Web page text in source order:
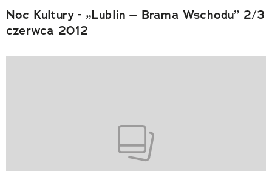
Noc Kultury - „Lublin – Brama Wschodu” 2/3
czerwca 2012